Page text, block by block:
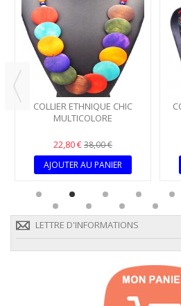
COLLIER ETHNIQUE CHIC
MULTICOLORE
22,80 €38,00 €
AJOUTER AU PANIER
LETTRE D'INFORMATIONS